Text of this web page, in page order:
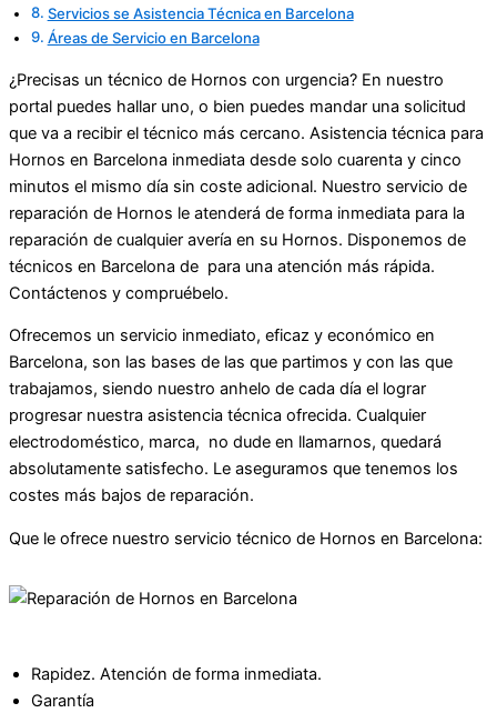
Servicios se Asistencia Técnica en Barcelona
Áreas de Servicio en Barcelona
¿Precisas un técnico de Hornos con urgencia? En nuestro
portal puedes hallar uno, o bien puedes mandar una solicitud
que va a recibir el técnico más cercano. Asistencia técnica para
Hornos en Barcelona inmediata desde solo cuarenta y cinco
minutos el mismo día sin coste adicional. Nuestro servicio de
reparación de Hornos le atenderá de forma inmediata para la
reparación de cualquier avería en su Hornos. Disponemos de
técnicos en Barcelona de para una atención más rápida.
Contáctenos y compruébelo.
Ofrecemos un servicio inmediato, eficaz y económico en
Barcelona, son las bases de las que partimos y con las que
trabajamos, siendo nuestro anhelo de cada día el lograr
progresar nuestra asistencia técnica ofrecida. Cualquier
electrodoméstico, marca, no dude en llamarnos, quedará
absolutamente satisfecho. Le aseguramos que tenemos los
costes más bajos de reparación.
Que le ofrece nuestro servicio técnico de Hornos en Barcelona:
Rapidez. Atención de forma inmediata.
Garantía